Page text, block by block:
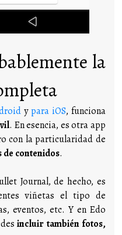
la
ypara iOS, funciona
. En esencia, es otra app
con la particularidad de
contenidos.
Journal, de hecho, es
viñetas el tipo de
eventos, etc. Y en Edo
incluir también fotos,